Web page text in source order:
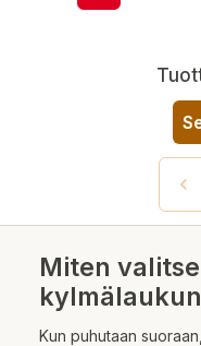
Miten
Kun puhutaan